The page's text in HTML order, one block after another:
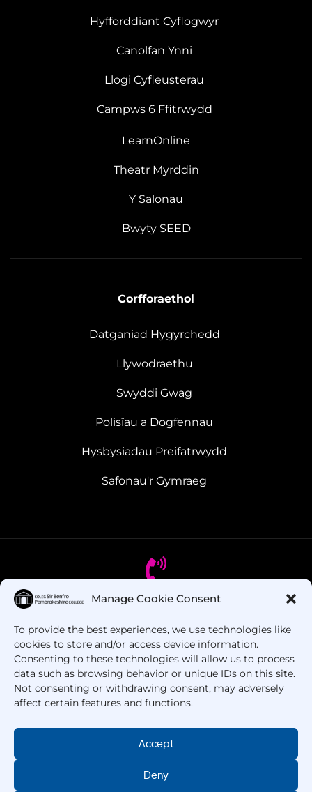
Manage Cookie Consent
To provide the best experiences, we use technologies like
cookies to store and/or access device information.
Consenting to these technologies will allow us to process
data such as browsing behavior or unique IDs on this site.
Not consenting or withdrawing consent, may adversely
affect certain features and functions.
Accept
Deny
Hyfforddiant Cyflogwyr
Canolfan Ynni
Llogi Cyfleusterau
Campws 6 Ffitrwydd
LearnOnline
Theatr Myrddin
Y Salonau
Bwyty SEED
Corfforaethol
Datganiad Hygyrchedd
Llywodraethu
Swyddi Gwag
Polisïau a Dogfennau
Hysbysiadau Preifatrwydd
Safonau'r Gymraeg
+44 1437 753 000
Coleg Sir Benfro